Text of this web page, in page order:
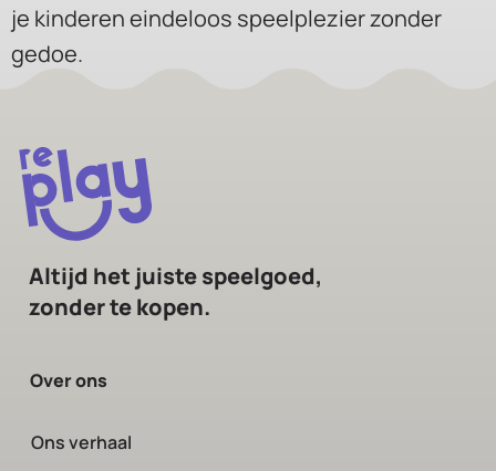
je kinderen eindeloos speelplezier zonder
gedoe.
Altijd het juiste speelgoed,
zonder te kopen.
Over ons
Ons verhaal